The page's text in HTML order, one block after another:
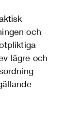
och
lägre och